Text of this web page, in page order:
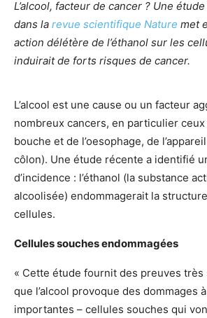
L’alcool, facteur de cancer ? Une
dans la revue scientifique Nature met
action délétère de l’éthanol sur les
induirait de forts risques de cancer.
L’alcool est une cause ou un facteur
nombreux cancers, en particulier
bouche et de l’oesophage, de
côlon). Une étude récente a identifié
d’incidence : l’éthanol (la substance
alcoolisée) endommagerait la
cellules.
Cellules souches endommagées
« Cette étude fournit des preuves
que l’alcool provoque des dommages
importantes – cellules souches qui